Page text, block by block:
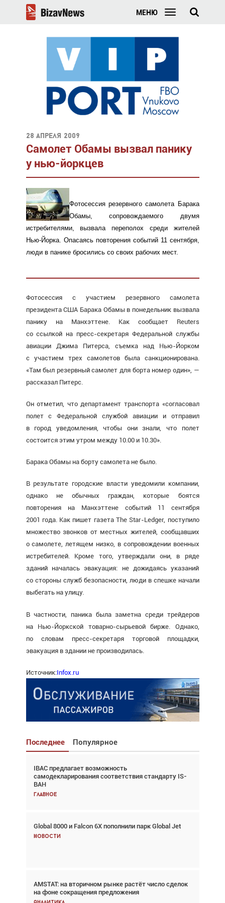
МЕНЮ
28 апреля 2009
Самолет Обамы вызвал панику
у нью-йоркцев
Фотосессия резервного самолета Барака
Обамы, сопровождаемого двумя
истребителями, вызвала переполох среди жителей
Нью-Йорка. Опасаясь повторения событий 11 сентября,
люди в панике бросились со своих рабочих мест.
Фотосессия с участием резервного самолета
президента США Барака Обамы в понедельник вызвала
панику на Манхэттене. Как сообщает Reuters
со ссылкой на пресс-секретаря Федеральной службы
авиации Джима Питерса, съемка над Нью-Йорком
с участием трех самолетов была санкционирована.
«Там был резервный самолет для борта номер один», —
рассказал Питерс.
Он отметил, что департамент транспорта «согласовал
полет с Федеральной службой авиации и отправил
в город уведомления, чтобы они знали, что полет
состоится этим утром между 10.00 и 10.30».
Барака Обамы на борту самолета не было.
В результате городские власти уведомили компании,
однако не обычных граждан, которые боятся
повторения на Манхэттене событий 11 сентября
2001 года. Как пишет газета The Star-Ledger, поступило
множество звонков от местных жителей, сообщавших
о самолете, летящем низко, в сопровождении военных
истребителей. Кроме того, утверждали они, в ряде
зданий началась эвакуация: не дожидаясь указаний
со стороны служб безопасности, люди в спешке начали
выбегать на улицу.
В частности, паника была заметна среди трейдеров
на Нью-Йоркской товарно-сырьевой бирже. Однако,
по словам пресс-секретаря торговой площадки,
эвакуация в здании не производилась.
Источник:Infox.ru
Последнее Популярное
IBAC предлагает возможность
самодекларирования соответствия стандарту IS-
BAH
Главное
Global 8000 и Falcon 6X пополнили парк Global Jet
Новости
AMSTAT: на вторичном рынке растёт число сделок
на фоне сокращения предложения
Взгляд с высоты: тандем вертолётов и БПЛА в
спасательных операциях
Главное
Авиационный фотограф Дэйв Кох: «Фотография
говорит сама за себя... а ИИ всё портит»
В городах чемпионата мира наблюдался подъём,
хотя общий трафик снизился